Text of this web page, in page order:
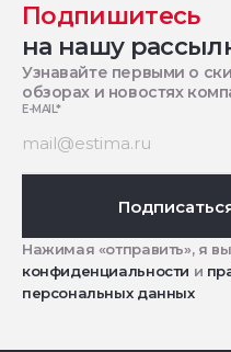
Подпишитесь
на нашу
Узнавайте первыми о
обзорах и новостях
E-MAIL*
Нажимая «отправить», я
конфиденциальности и
персональных данных